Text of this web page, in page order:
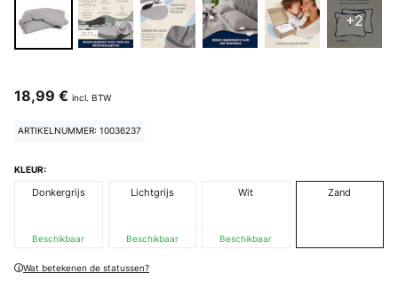
+2
18,99 € incl. BTW
ARTIKELNUMMER: 10036237
KLEUR:
Donkergrijs
Beschikbaar
Lichtgrijs
Beschikbaar
Wit
Beschikbaar
Zand
Wat betekenen de statussen?